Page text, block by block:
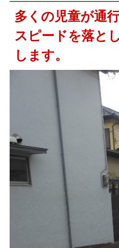
多くの児童が通
スピードを落と
します。